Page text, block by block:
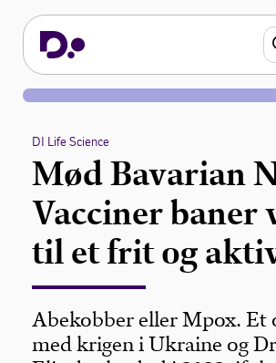
DI Life Science
Mød Bavarian
Vacciner baner
til et frit og
Abekobber eller Mpox. Et
med krigen i Ukraine og